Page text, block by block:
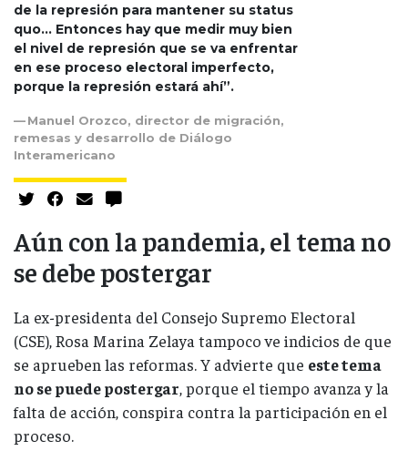
de la represión para mantener su status
quo... Entonces hay que medir muy bien
el nivel de represión que se va enfrentar
en ese proceso electoral imperfecto,
porque la represión estará ahí”.
Manuel Orozco, director de migración,
remesas y desarrollo de Diálogo
Interamericano
Aún con la pandemia, el tema no
se debe postergar
La ex-presidenta del Consejo Supremo Electoral
(CSE), Rosa Marina Zelaya tampoco ve indicios de que
se aprueben las reformas. Y advierte que este tema
no se puede postergar, porque el tiempo avanza y la
falta de acción, conspira contra la participación en el
proceso.